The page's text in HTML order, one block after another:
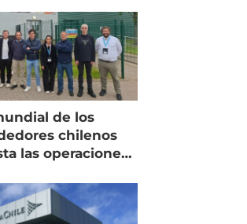
de los
chilenos
las operaciones